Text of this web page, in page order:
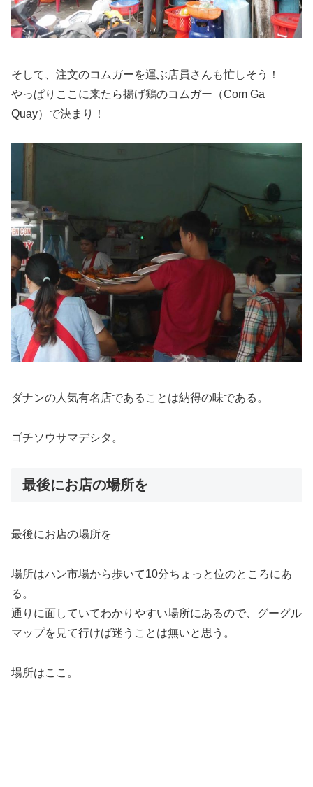
そして、注文のコムガーを運ぶ店員さんも忙しそう！
やっぱりここに来たら揚げ鶏のコムガー（Com Ga
Quay）で決まり！
ダナンの人気有名店であることは納得の味である。
ゴチソウサマデシタ。
最後にお店の場所を
最後にお店の場所を
場所はハン市場から歩いて10分ちょっと位のところにあ
る。
通りに面していてわかりやすい場所にあるので、グーグル
マップを見て行けば迷うことは無いと思う。
場所はここ。